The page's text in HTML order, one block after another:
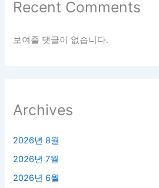
Recent Comments
보여줄 댓글이 없습니다.
Archives
2026년 8월
2026년 7월
2026년 6월